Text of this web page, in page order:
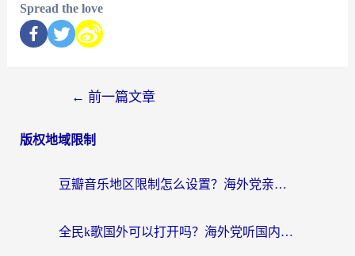
Spread the love
← 前一篇文章
版权地域限制
豆瓣音乐地区限制怎么设置？海外党亲测有效的回国加速方案来了
全民k歌国外可以打开吗？海外党听国内音乐听书的实用指南